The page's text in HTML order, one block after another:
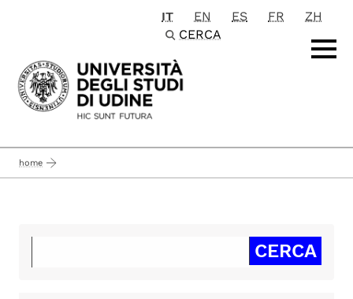
Passa al contenuto principale
IT EN ES FR
ZH
CERCA
home